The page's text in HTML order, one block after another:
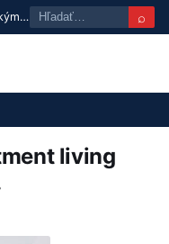
Rozsiahly požiar nad Gardským jazerom: evakuovali už vyše 200 ľudí ⌕
living